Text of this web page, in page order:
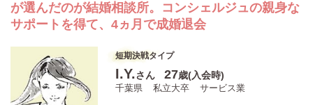
が選んだのが結婚相談所。コンシェルジュの親身な
サポートを得て、4ヵ月で成婚退会
短期決戦タイプ
I.Y.さん 27歳(入会時)
千葉県 私立大卒 サービス業